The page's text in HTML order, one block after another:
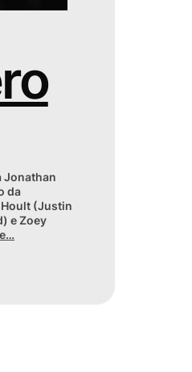
Jonathan
da
(Justin
e Zoey